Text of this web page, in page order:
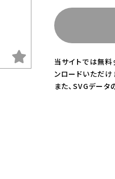
当サイトでは無
ンロードいただけ
また、SVGデータ